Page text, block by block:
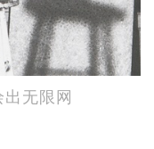
无限网